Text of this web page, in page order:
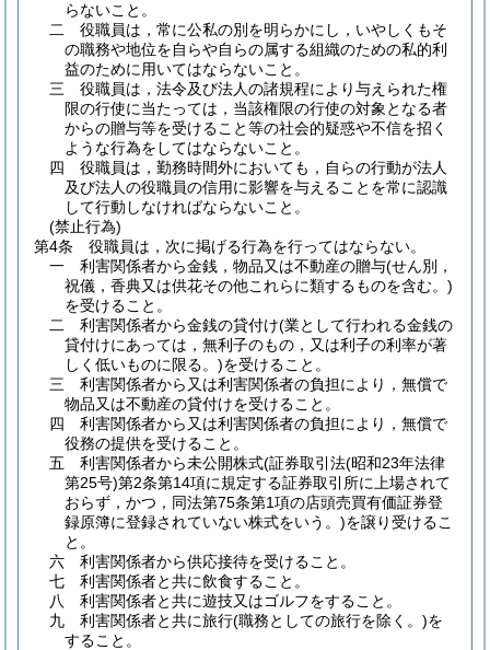
らないこと。
二
役職員は，常に公私の別を明らかにし，いやしくもそ
の職務や地位を自らや自らの属する組織のための私的利
益のために用いてはならないこと。
三
役職員は，法令及び法人の諸規程により与えられた権
限の行使に当たっては，当該権限の行使の対象となる者
からの贈与等を受けること等の社会的疑惑や不信を招く
ような行為をしてはならないこと。
四
役職員は，勤務時間外においても，自らの行動が法人
及び法人の役職員の信用に影響を与えることを常に認識
して行動しなければならないこと。
(禁止行為)
第4条
役職員は，次に掲げる行為を行ってはならない。
一
利害関係者から金銭，物品又は不動産の贈与(せん別，
祝儀，香典又は供花その他これらに類するものを含む。)
を受けること。
二
利害関係者から金銭の貸付け(業として行われる金銭の
貸付けにあっては，無利子のもの，又は利子の利率が著
しく低いものに限る。)を受けること。
三
利害関係者から又は利害関係者の負担により，無償で
物品又は不動産の貸付けを受けること。
四
利害関係者から又は利害関係者の負担により，無償で
役務の提供を受けること。
五
利害関係者から未公開株式(証券取引法(昭和23年法律
第25号)第2条第14項に規定する証券取引所に上場されて
おらず，かつ，同法第75条第1項の店頭売買有価証券登
録原簿に登録されていない株式をいう。)を譲り受けるこ
と。
六
利害関係者から供応接待を受けること。
七
利害関係者と共に飲食すること。
八
利害関係者と共に遊技又はゴルフをすること。
九
利害関係者と共に旅行(職務としての旅行を除く。)を
すること。